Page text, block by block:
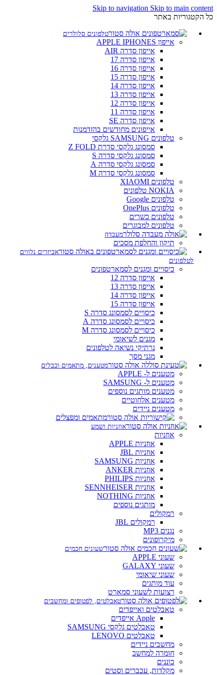
Skip to navigation Skip to main content
כל הקטגוריות באתר
טלפונים סלולרים
אייפון APPLE IPHONES
אייפון סדרה AIR
אייפון סדרה 17
אייפון סדרה 16
אייפון סדרה 15
אייפון סדרה 14
אייפון סדרה 13
אייפון סדרה 12
אייפון סדרה 11
אייפון סדרה SE
אייפונים מחודשים בהזדמנות
טלפונים SAMSUNG גלקסי
סמסונג גלקסי סדרת Z FOLD
סמסונג גלקסי סדרה S
סמסונג גלקסי סדרה A
סמסונג גלקסי סדרה M
טלפונים XIAOMI
NOKIA טלפונים
טלפונים Google
טלפונים OnePlus
טלפונים כשרים
טלפונים למבוגרים
מעבדה
תיקון והחלפת מסכים
אביזרים נלווים
לטלפונים
כיסויים ומגנים לסמארטפונים
אייפון סדרה 12
אייפון סדרה 13
אייפון סדרה 14
אייפון סדרה 15
כיסויים לסמסונג סדרה S
כיסויים לסמסונג סדרה A
כיסויים לסמסונג סדרה M
מגנים לשיאומי
נרתיקי נשיאה לטלפונים
מגני מסך
מטענים, מתאמים וכבלים
מטענים ל- APPLE
מטענים ל- SAMSUNG
מטענים מותגים נוספים
מטענים אלחוטיים
מטענים ניידים
מתאמים ומפצלים
אוזניות ושמע
אוזניות
אוזניות APPLE
אוזניות JBL
אוזניות SAMSUNG
אוזניות ANKER
אוזניות PHILIPS
אוזניות SENNHEISER
אוזניות NOTHING
מותגים נוספים
רמקולים
רמקולים JBL
נגנים MP3
מיקרופונים
שעונים חכמים
שעוני APPLE
שעוני GALAXY
שעוני שיאומי
עוד מותגים
רצועות לשעוני סמארט
טאבלטים, לפטופים ומחשבים
טאבלטים ואייפדים
Apple אייפדים
טאבלטים גלקסי SAMSUNG
טאבלטים LENOVO
מחשבים ניידים
חומרה למחשב
כוננים
מקלדות, עכברים וסטים